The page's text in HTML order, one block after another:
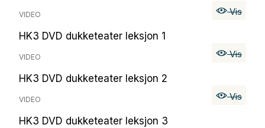
VIDEO Vis
HK3 DVD dukketeater leksjon 1
VIDEO Vis
HK3 DVD dukketeater leksjon 2
VIDEO Vis
HK3 DVD dukketeater leksjon 3